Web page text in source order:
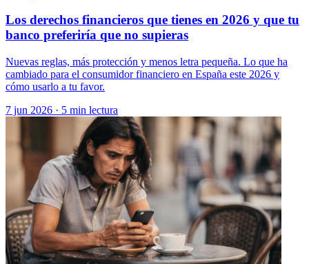
Los derechos financieros que tienes en 2026 y que tu
banco preferiría que no supieras
Nuevas reglas, más protección y menos letra pequeña. Lo que ha
cambiado para el consumidor financiero en España este 2026 y
cómo usarlo a tu favor.
7 jun 2026 · 5 min lectura